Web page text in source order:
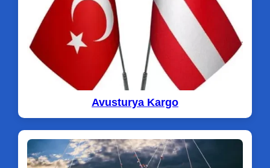
Avusturya Kargo